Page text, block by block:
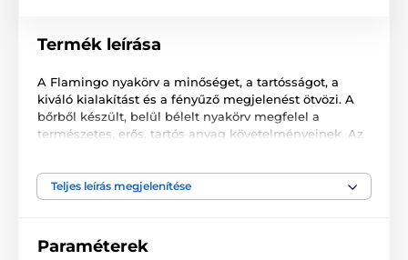
Termék leírása
A Flamingo nyakörv a minőséget, a tartósságot, a
kiváló kialakítást és a fényűző megjelenést ötvözi. A
bőrből készült, belül bélelt nyakörv megfelel a
természetes, erős, tartós anyag követelményeinek. Az
csatlakoztatására szolgáló D-gyűrű a nyakörvbe lett
varrva. A nyakörv minden méretű kutya számára
A nyakörvet többféle méretben kínáljuk:
Teljes leírás megjelenítése
Paraméterek